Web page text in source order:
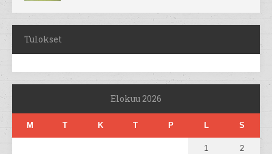
Tulokset
Elokuu 2026
M T K T P L S
1 2